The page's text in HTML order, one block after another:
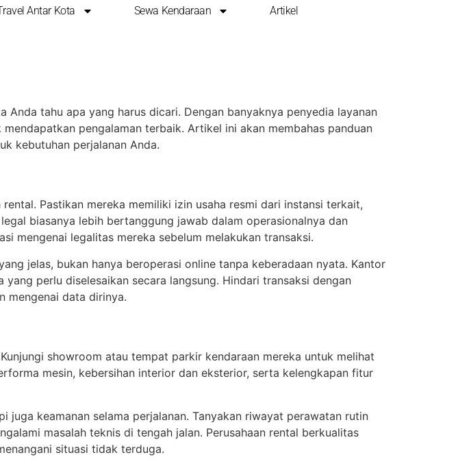
Antar Kota Sewa Kendaraan Artikel
TERPERCAYA DI
tahu apa yang harus dicari. Dengan banyaknya penyedia layanan
pengalaman terbaik. Artikel ini akan membahas panduan
kebutuhan perjalanan Anda.
Pastikan mereka memiliki izin usaha resmi dari instansi terkait,
biasanya lebih bertanggung jawab dalam operasionalnya dan
mengenai legalitas mereka sebelum melakukan transaksi.
jelas, bukan hanya beroperasi online tanpa keberadaan nyata. Kantor
perlu diselesaikan secara langsung. Hindari transaksi dengan
mengenai data dirinya.
showroom atau tempat parkir kendaraan mereka untuk melihat
mesin, kebersihan interior dan eksterior, serta kelengkapan fitur
keamanan selama perjalanan. Tanyakan riwayat perawatan rutin
masalah teknis di tengah jalan. Perusahaan rental berkualitas
situasi tidak terduga.